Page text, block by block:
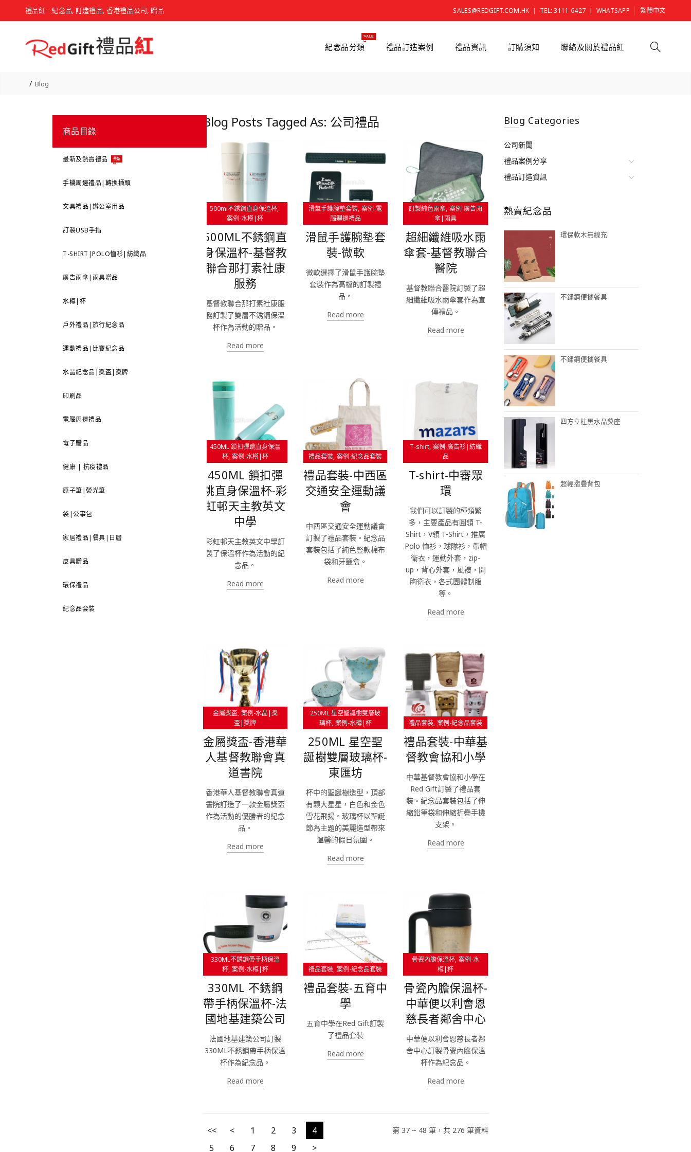
禮品紅 - 紀念品, 訂造禮品, 香港禮品公司, 贈品 SALES@REDGIFT.COM.HK | TEL: 3111 6427 | WHATSAPP 繁體中文
紀念品分類
SALE
禮品訂造案例 禮品資訊 訂購須知 聯絡及關於禮品紅
Blog
商品目錄
最新及熱賣禮品 最新
手機周邊禮品|轉換插頭
文具禮品|辦公室用品
訂製USB手指
T-SHIRT|POLO恤衫|紡織品
廣告雨傘|雨具贈品
水樽|杯
戶外禮品|旅行紀念品
運動禮品|比賽紀念品
水晶紀念品|獎盃|獎牌
印刷品
電腦周邊禮品
電子贈品
健康 | 抗疫禮品
原子筆|熒光筆
袋|公事包
家居禮品|餐具|日曆
皮具贈品
環保禮品
紀念品套裝
Blog Posts Tagged As: 公司禮品
500ml不銹鋼直身保溫杯
案例-水樽|杯
500ML不銹鋼直
身保溫杯-基督教
聯合那打素社康
服務
基督教聯合那打素社康服
務訂製了雙層不銹鋼保溫
杯作為活動的贈品。
Read more
滑鼠手護腕墊套裝 案例-電
腦週邊禮品
滑鼠手護腕墊套
裝-微軟
微軟選擇了滑鼠手護腕墊
套裝作為高檔的訂製禮
品。
Read more
訂製純色雨傘 案例-廣告雨
傘|雨具
超細纖維吸水雨
傘套-基督教聯合
醫院
基督教聯合醫院訂製了超
細纖維吸水雨傘套作為宣
傳禮品。
Read more
450ML 鎖扣彈跳直身保溫
杯 案例-水樽|杯
450ML 鎖扣彈
跳直身保溫杯-彩
虹邨天主教英文
中學
彩虹邨天主教英文中學訂
製了保溫杯作為活動的紀
念品。
Read more
禮品套裝 案例-紀念品套裝
禮品套裝-中西區
交通安全運動議
會
中西區交通安全運動議會
訂製了禮品套裝。紀念品
套裝包括了純色豎款棉布
袋和牙籤盒。
Read more
T-shirt 案例-廣告衫|紡織
品
T-shirt-中審眾
環
我們可以訂製的種類繁
多，主要產品有圓領 T-
Shirt，V領 T-Shirt，推廣
Polo 恤衫，球隊衫，帶帽
衛衣，運動外套，zip-
up，背心外套，風褸，開
胸衛衣，各式團體制服
等。
Read more
金屬獎盃 案例-水晶|獎
盃|獎牌
金屬獎盃-香港華
人基督教聯會真
道書院
香港華人基督教聯會真道
書院訂造了一款金屬獎盃
作為活動的優勝者的紀念
品。
Read more
250ML 星空聖誕樹雙層玻
璃杯 案例-水樽|杯
250ML 星空聖
誕樹雙層玻璃杯-
東匯坊
杯中的聖誕樹造型，頂部
有颗大星星，白色和金色
雪花飛揚。玻璃杯以聖誕
節為主題的美麗造型帶來
溫馨的假日氛圍。
Read more
禮品套裝 案例-紀念品套裝
禮品套裝-中華基
督教會協和小學
中華基督教會協和小學在
Red Gift訂製了禮品套
裝。紀念品套裝包括了伸
縮鉛筆袋和伸縮折疊手機
支架。
Read more
330ML不銹鋼帶手柄保溫
杯 案例-水樽|杯
330ML 不銹鋼
帶手柄保溫杯-法
國地基建築公司
法國地基建築公司訂製
330ML不銹鋼帶手柄保溫
杯作為紀念品。
Read more
禮品套裝 案例-紀念品套裝
禮品套裝-五育中
學
五育中學在Red Gift訂製
了禮品套裝
Read more
骨瓷內膽保溫杯 案例-水
樽|杯
骨瓷內膽保溫杯-
中華便以利會恩
慈長者鄰舍中心
中華便以利會恩慈長者鄰
舍中心訂製骨瓷內膽保溫
杯作為紀念品。
Read more
<< < 1 2 3
4
5
6 7 8 9 >
第 37 ~ 48 筆，共 276 筆資料
Blog Categories
公司新聞
禮品案例分享
禮品訂造資訊
熱賣紀念品
環保軟木無線充
不鏽鋼便攜餐具
不鏽鋼便攜餐具
四方立柱黑水晶獎座
超輕摺疊背包